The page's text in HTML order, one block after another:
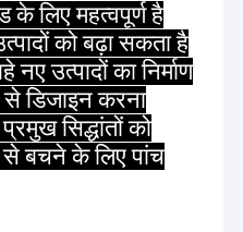
लिए महत्वपूर्ण है
को बढ़ा सकता है
उत्पादों का निर्माण
से डिजाइन करना
सिद्धांतों को
से बचने के लिए पांच